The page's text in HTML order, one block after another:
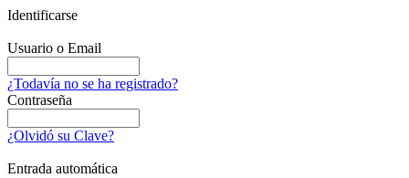
Identificarse
Usuario o Email
¿Todavía no se ha registrado?
Contraseña
¿Olvidó su Clave?
Entrada automática